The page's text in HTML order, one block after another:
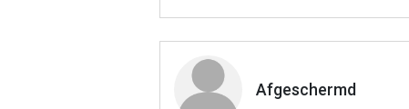
Afgeschermd